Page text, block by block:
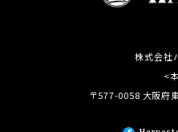
株式会社
<
〒577-0058 大阪府